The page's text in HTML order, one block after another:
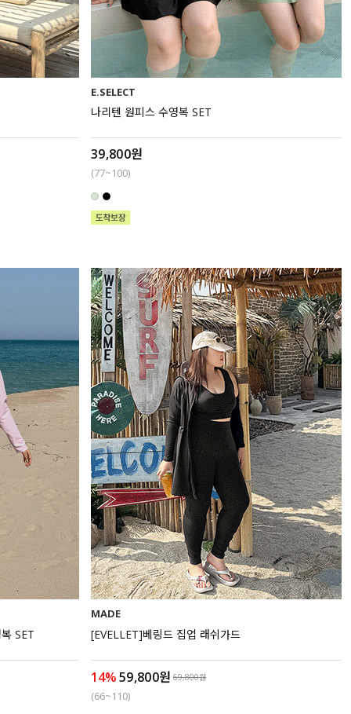
E.SELECT
나리텐 원피스 수영복 SET
39,800원
(77~100)
SET
MADE
[EVELLET]베링드 집업 래쉬가드
14%59,800원 69,800원
(66~110)